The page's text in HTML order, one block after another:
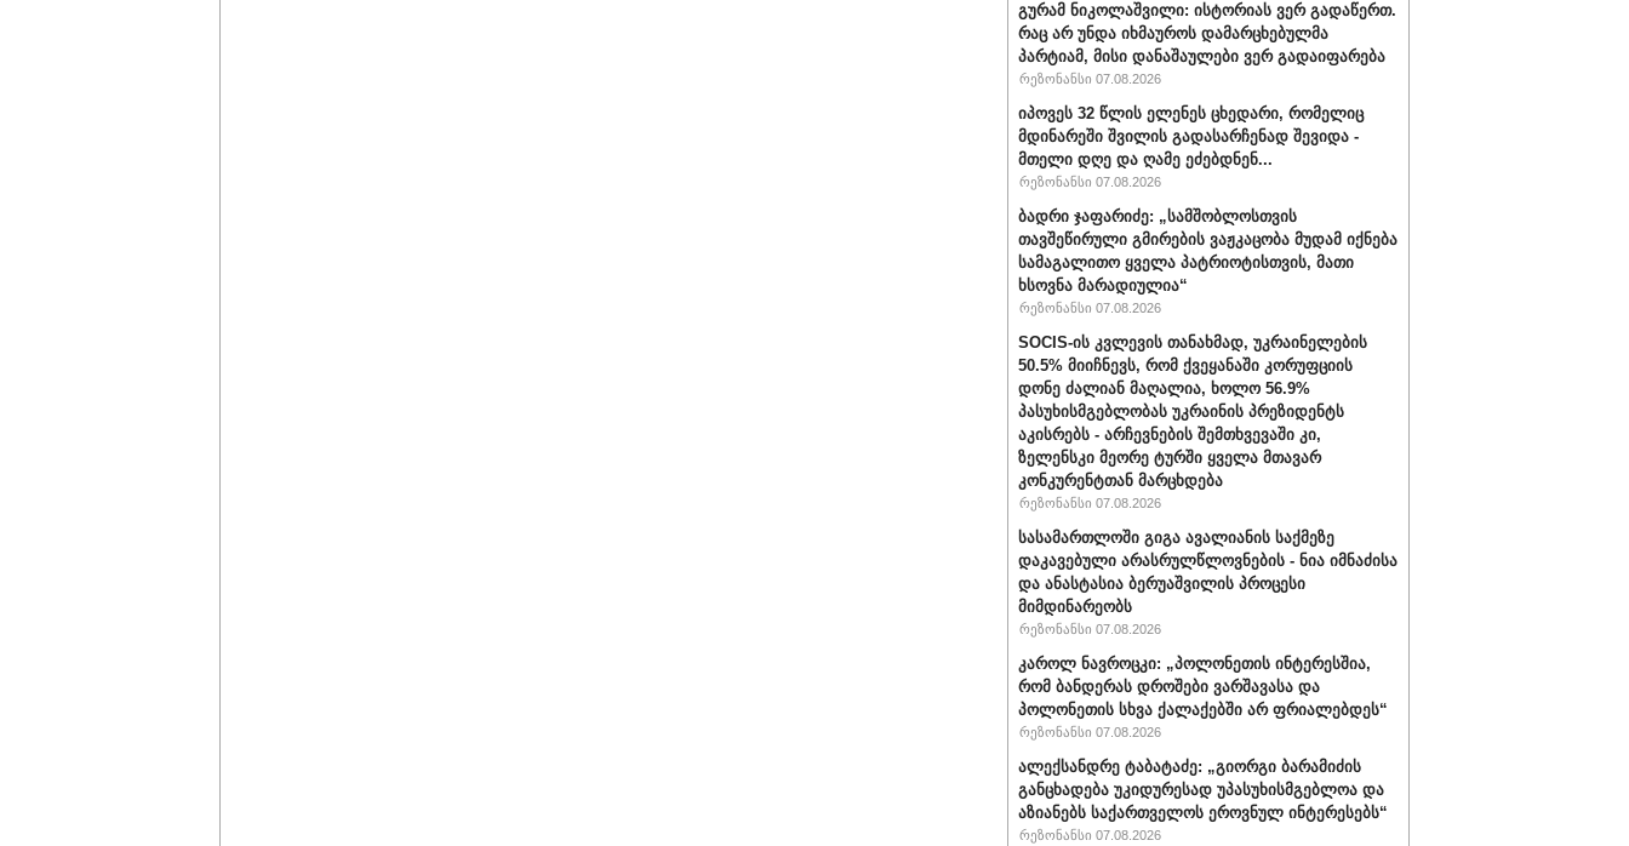
გურამ ნიკოლაშვილი: ისტორიას ვერ გადაწერთ.
რაც არ უნდა იხმაუროს დამარცხებულმა
პარტიამ, მისი დანაშაულები ვერ გადაიფარება
რეზონანსი 07.08.2026
იპოვეს 32 წლის ელენეს ცხედარი, რომელიც
მდინარეში შვილის გადასარჩენად შევიდა -
მთელი დღე და ღამე ეძებდნენ...
რეზონანსი 07.08.2026
ბადრი ჯაფარიძე: „სამშობლოსთვის
თავშეწირული გმირების ვაჟკაცობა მუდამ იქნება
სამაგალითო ყველა პატრიოტისთვის, მათი
ხსოვნა მარადიულია“
რეზონანსი 07.08.2026
SOCIS-ის კვლევის თანახმად, უკრაინელების
50.5% მიიჩნევს, რომ ქვეყანაში კორუფციის
დონე ძალიან მაღალია, ხოლო 56.9%
პასუხისმგებლობას უკრაინის პრეზიდენტს
აკისრებს - არჩევნების შემთხვევაში კი,
ზელენსკი მეორე ტურში ყველა მთავარ
კონკურენტთან მარცხდება
რეზონანსი 07.08.2026
სასამართლოში გიგა ავალიანის საქმეზე
დაკავებული არასრულწლოვნების - ნია იმნაძისა
და ანასტასია ბერუაშვილის პროცესი
მიმდინარეობს
რეზონანსი 07.08.2026
კაროლ ნავროცკი: „პოლონეთის ინტერესშია,
რომ ბანდერას დროშები ვარშავასა და
პოლონეთის სხვა ქალაქებში არ ფრიალებდეს“
რეზონანსი 07.08.2026
ალექსანდრე ტაბატაძე: „გიორგი ბარამიძის
განცხადება უკიდურესად უპასუხისმგებლოა და
აზიანებს საქართველოს ეროვნულ ინტერესებს“
რეზონანსი 07.08.2026